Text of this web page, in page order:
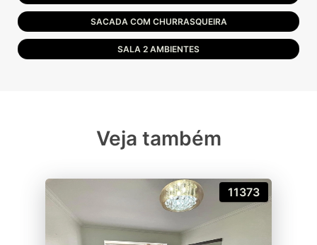
SACADA COM CHURRASQUEIRA
SALA 2 AMBIENTES
Veja também
11373